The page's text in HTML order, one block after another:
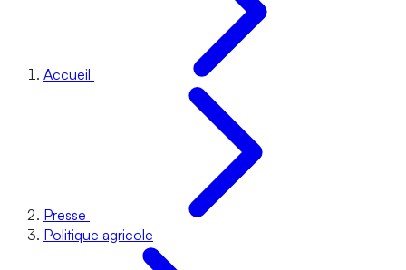
Accueil
Presse
Politique agricole